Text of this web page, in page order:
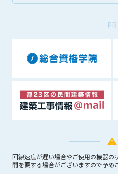
PR
回線速度が遅い場合やご使用の機器の
間を要する場合がございますので予め
会員の氏名、住所、性別、年齢
個人情報といいます）について
する場合を除き、第三者に開示
す。
(1) 会員が、自己の個人情報の開
(2) 個々の会員を特定できない統
(3) 第三者および管理者の権利、
に必要であると管理者が判断
(4) 法令等により開示を求められ
第10条（免責事項）
管理者は、会員が登録した内容
恐れのあるものは、会員の承諾な